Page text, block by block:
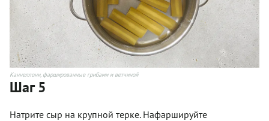
Каннеллони, фаршированные грибами и ветчиной
Шаг 5
Натрите сыр на крупной терке. Нафаршируйте